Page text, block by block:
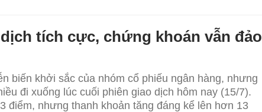
tích cực, chứng khoán vẫn đảo
biến khởi sắc của nhóm cổ phiếu ngân hàng, nhưng
đi xuống lúc cuối phiên giao dịch hôm nay (15/7).
điểm, nhưng thanh khoản tăng đáng kể lên hơn 13